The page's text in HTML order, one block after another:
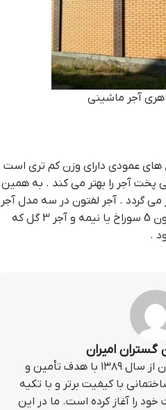
آجر ماشینی
های عمودی دارای وزن کم تری است
پخت آجر را بهتر می کند . به همین
گردد . آجر لفتون در سه مدل آجر
لفتون کامل یا 10 سوراخ ، آجر لفتون 5 سوراخ یا نیمه و آجر 3 گل که
گستران امیران
مجموعه سیمان گستر امیران از سال ۱۳۸۹ با هدف تأمین و
با کیفیت برتر و با تکیه
را آغاز کرده است. ما در این